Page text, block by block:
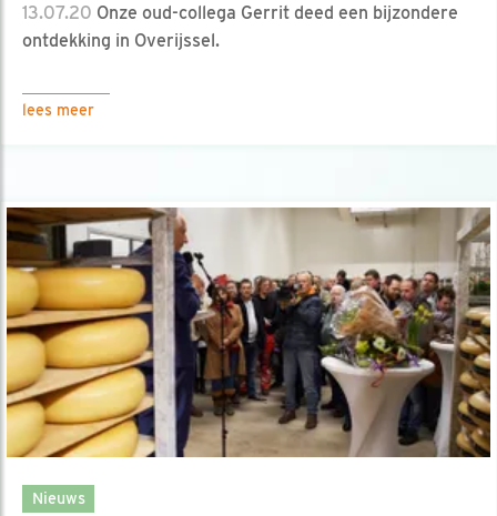
13.07.20 Onze oud-collega Gerrit deed een bijzondere
ontdekking in Overijssel.
lees meer
Nieuws